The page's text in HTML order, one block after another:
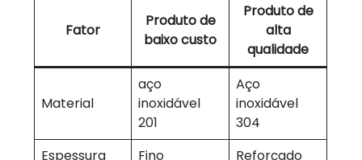
Fator
Produto de
baixo custo
Produto de
alta
qualidade
Material
aço
inoxidável
201
Aço
inoxidável
304
Espessura
Fino
Reforçado